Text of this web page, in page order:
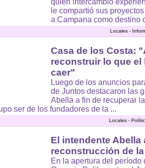
quien intercambió
le compartió sus
a Campana como destino
Locales -
Casa de los Costa:
reconstruir lo que
caer"
Luego de los anuncios
de Juntos destacaron las
Abella a fin de recuperar
ser de los fundadores de la ...
Locales -
El intendente Abella
reconstrucción de
En la apertura del